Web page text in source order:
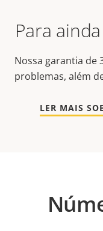
Para
Nossa garantia de
problemas, além
LER MAIS